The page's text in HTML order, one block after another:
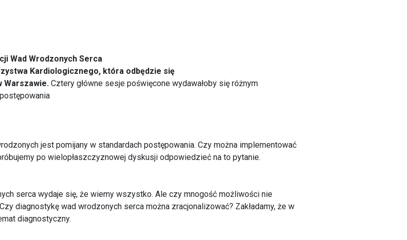
Wad Wrodzonych Serca
Kardiologicznego, która odbędzie się
Warszawie. Cztery główne sesje poświęcone wydawałoby się różnym
jest pomijany w standardach postępowania. Czy można implementować
po wielopłaszczyznowej dyskusji odpowiedzieć na to pytanie.
serca wydaje się, że wiemy wszystko. Ale czy mnogość możliwości nie
diagnostykę wad wrodzonych serca można zracjonalizować? Zakładamy, że w
diagnostyczny.